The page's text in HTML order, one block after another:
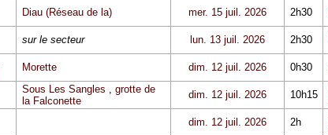
Diau (Réseau de la) mer. 15 juil. 2026 2h30
sur le secteur lun. 13 juil. 2026 2h30
Morette dim. 12 juil. 2026 0h30
Sous Les Sangles , grotte de
la Falconette
dim. 12 juil. 2026 10h15
dim. 12 juil. 2026 2h